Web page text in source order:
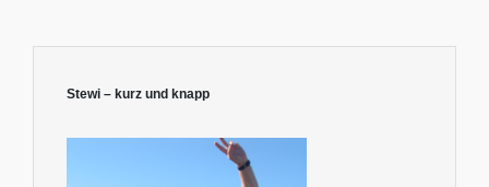
Stewi – kurz und knapp